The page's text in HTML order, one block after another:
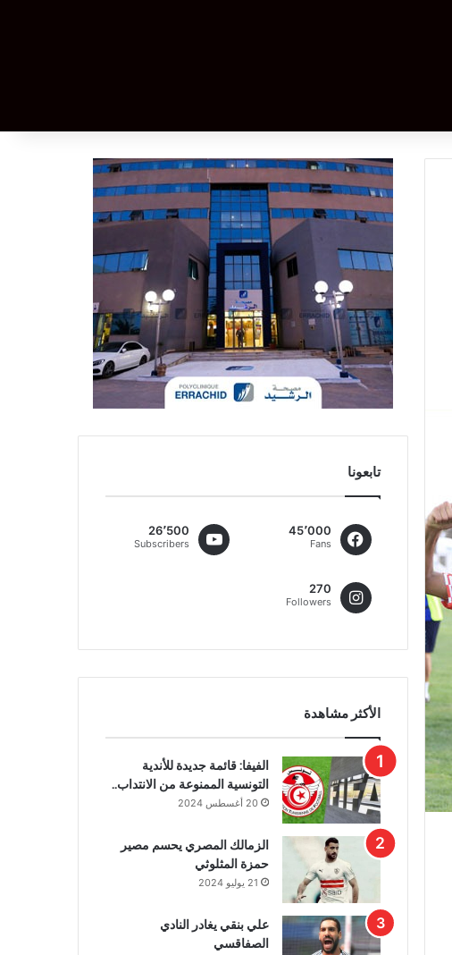
تابعونا
45٬000
Fans
26٬500
Subscribers
270
Followers
الأكثر مشاهدة
الفيفا: قائمة جديدة للأندية
التونسية الممنوعة من الانتداب..
20 أغسطس 2024
الزمالك المصري يحسم مصير
حمزة المثلوثي
21 يوليو 2024
علي بنقي يغادر النادي
الصفاقسي